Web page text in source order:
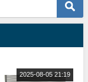
2025-08-05 21:19